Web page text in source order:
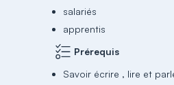
salariés
apprentis
Prérequis
Savoir écrire , lire et